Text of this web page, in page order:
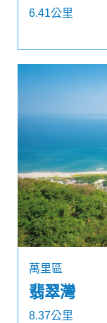
6.41公里
萬里區
翡翠灣
8.37公里